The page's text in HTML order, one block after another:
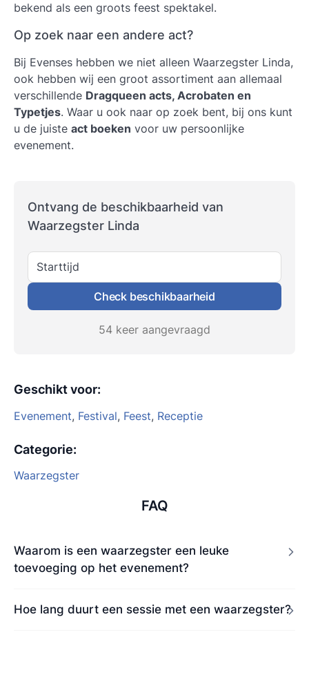
bekend als een groots feest spektakel.
Op zoek naar een andere act?
Bij Evenses hebben we niet alleen Waarzegster Linda,
ook hebben wij een groot assortiment aan allemaal
verschillende Dragqueen acts, Acrobaten en
Typetjes. Waar u ook naar op zoek bent, bij ons kunt
u de juiste act boeken voor uw persoonlijke
evenement.
Ontvang de beschikbaarheid van
Waarzegster Linda
Starttijd
Check beschikbaarheid
54 keer aangevraagd
Geschikt voor:
Evenement, Festival, Feest, Receptie
Categorie:
Waarzegster
FAQ
Waarom is een waarzegster een leuke
toevoeging op het evenement?
Hoe lang duurt een sessie met een waarzegster?